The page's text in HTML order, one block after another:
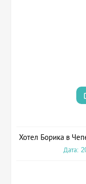
Хотел Борика в
Дата: